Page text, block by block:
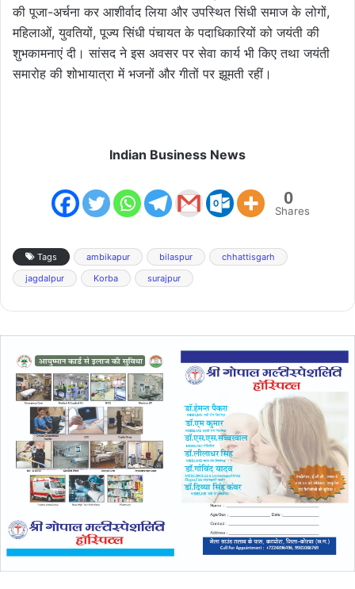
की पूजा-अर्चना कर आशीर्वाद लिया और उपस्थित सिंधी समाज के लोगों,
महिलाओं, युवतियों, पूज्य सिंधी पंचायत के पदाधिकारियों को जयंती की
शुभकामनाएं दी। सांसद ने इस अवसर पर सेवा कार्य भी किए तथा जयंती
समारोह की शोभायात्रा में भजनों और गीतों पर झूमती रहीं।
Indian Business News
0
Shares
Tags ambikapur bilaspur
chhattisgarh
jagdalpur
Korba surajpur